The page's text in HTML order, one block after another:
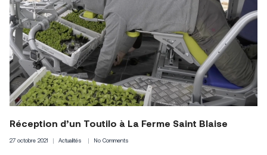
Réception d’un Toutilo à La Ferme Saint Blaise
27 octobre 2021 Actualités No Comments